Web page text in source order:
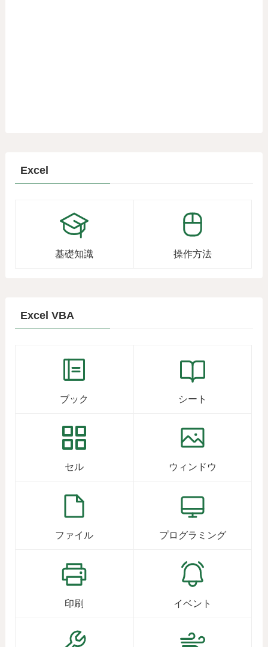
Excel
基礎知識 操作方法
Excel VBA
ブック シート
セル ウィンドウ
ファイル プログラミング
印刷 イベント